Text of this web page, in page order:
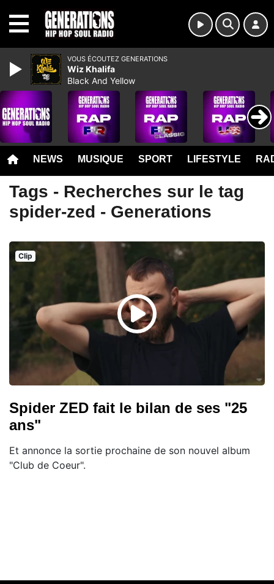
NEWS MUSIQUE SPORT LIFESTYLE
Tags - Recherches sur le tag
spider-zed - Generations
Clip
Spider ZED fait le bilan de ses "25
ans"
Et annonce la sortie prochaine de son nouvel album
"Club de Coeur".
VOUS ÉCOUTEZ GENERATIONS
Wiz Khalifa
Black And Yellow